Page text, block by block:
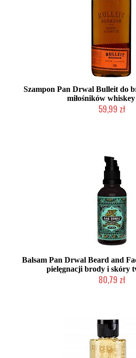
Szampon Pan Drwal Bulleit do
miłośników
59,99 zł
Balsam Pan Drwal Beard and
pielęgnacji brody i skóry
80,79 zł